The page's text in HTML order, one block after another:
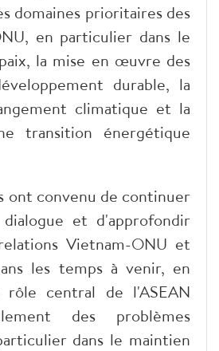
domaines prioritaires des
en particulier dans le
la mise en œuvre des
durable, la
climatique et la
transition énergétique
ont convenu de continuer
et d'approfondir
Vietnam-ONU et
les temps à venir, en
rôle central de l'ASEAN
des problèmes
dans le maintien